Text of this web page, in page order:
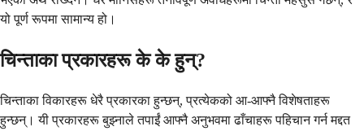
यो पूर्ण रूपमा सामान्य हो।
चिन्ताका प्रकारहरू के के हुन्?
चिन्ताका विकारहरू धेरै प्रकारका हुन्छन्, प्रत्येकको आ-आफ्नै विशेषताहरू
हुन्छन्। यी प्रकारहरू बुझ्नाले तपाईं आफ्नै अनुभवमा ढाँचाहरू पहिचान गर्न मद्दत